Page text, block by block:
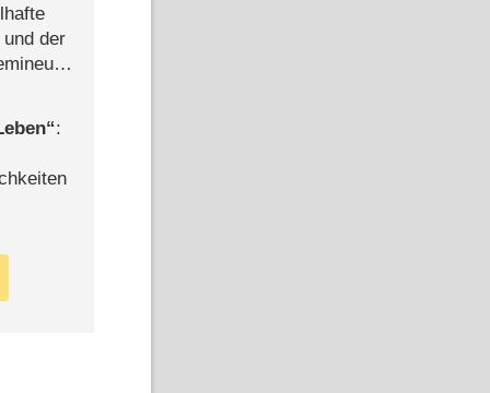
der
: